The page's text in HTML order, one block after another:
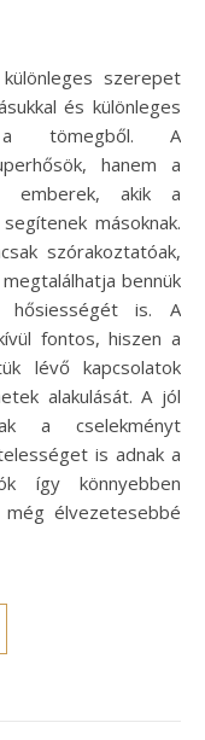
és különleges
a tömegből. A
hanem a
emberek, akik a
másoknak.
szórakoztatóak,
bennük
is. A
fontos, hiszen a
lévő kapcsolatok
alakulását. A jól
a cselekményt
is adnak a
így könnyebben
még élvezetesebbé